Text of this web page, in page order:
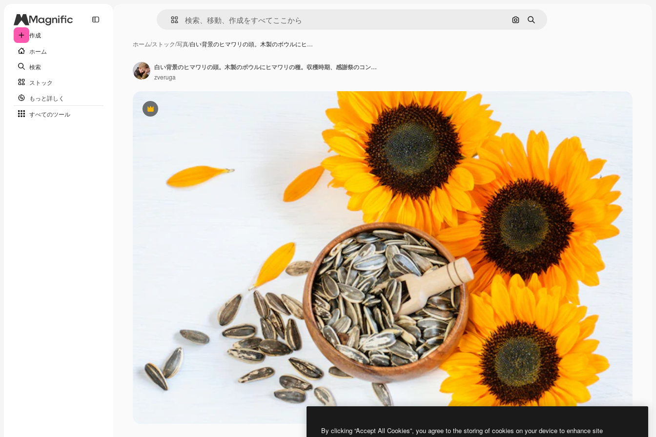
作成
ホーム
検索
ストック
もっと詳しく
すべてのツール
画像で検索
検索
ホーム/ストック/写真/白い背景のヒマワリの頭。木製のボウルにヒ…
Premium
白い背景のヒマワリの頭。木製のボウルにヒマワリの種。収穫時期、感謝祭のコンセプト。
zveruga
By clicking “Accept All Cookies”, you agree to the storing of cookies on your device to enhance site